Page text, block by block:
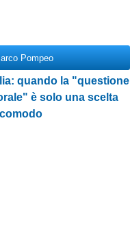
Pompeo
quando la "questione
è solo una scelta